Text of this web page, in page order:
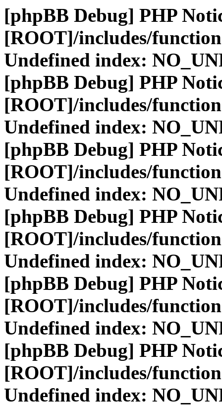
[phpBB Debug] PHP
[ROOT]/includes/
Undefined index:
[phpBB Debug] PHP
[ROOT]/includes/
Undefined index:
[phpBB Debug] PHP
[ROOT]/includes/
Undefined index:
[phpBB Debug] PHP
[ROOT]/includes/
Undefined index:
[phpBB Debug] PHP
[ROOT]/includes/
Undefined index:
[phpBB Debug] PHP
[ROOT]/includes/
Undefined index: